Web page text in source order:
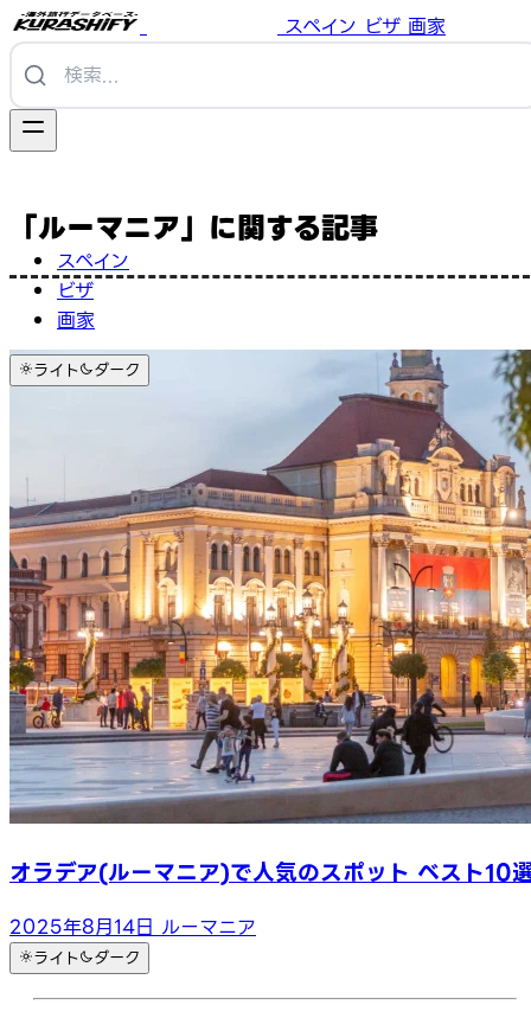
スペイン ビザ 画家
スペイン
ビザ
画家
ライト ダーク
「ルーマニア」に関する記事
オラデア(ルーマニア)で人気のスポット ベスト10
2025年8月14日 ルーマニア
ライト ダーク